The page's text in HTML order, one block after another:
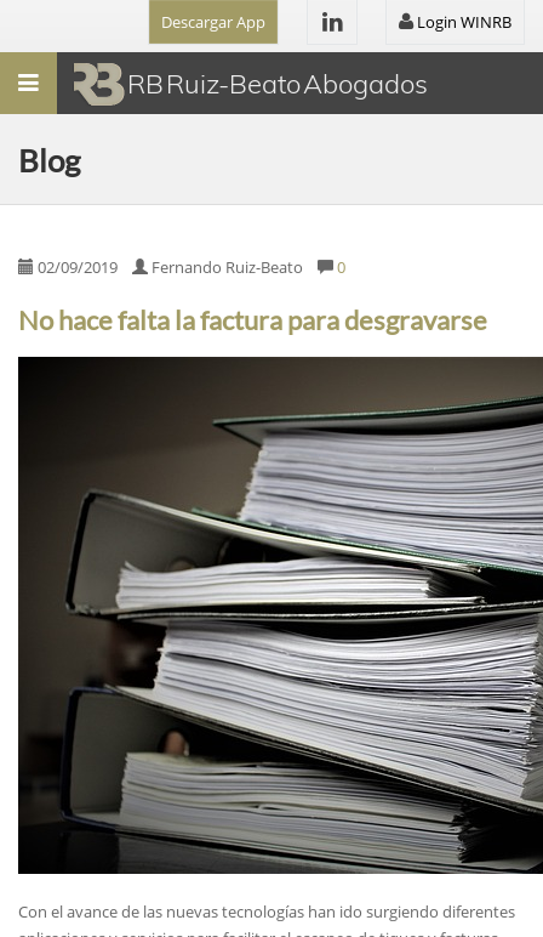
Descargar App Login WINRB
Menú RB Ruiz-Beato Abogados
Blog
02/09/2019 Fernando Ruiz-Beato 0
No hace falta la factura para desgravarse
Con el avance de las nuevas tecnologías han ido surgiendo diferentes